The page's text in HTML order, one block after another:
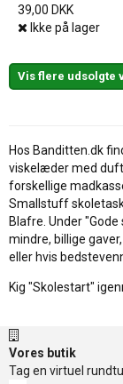
39,00 DKK
Ikke på lager
Vis flere udsolgte
Hos Banditten.dk
viskelæder med
forskellige
Smallstuff
Blafre. Under
mindre, billige
eller hvis
Kig "Skolestart"
Vores butik
Tag en virtuel